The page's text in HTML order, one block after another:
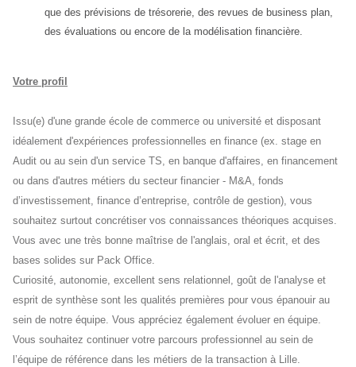
que des prévisions de trésorerie, des revues de business plan,
des évaluations ou encore de la modélisation financière.
Votre profil
Issu(e) d'une grande école de commerce ou université et disposant
idéalement d'expériences professionnelles en finance (ex. stage en
Audit ou au sein d'un service TS, en banque d'affaires, en financement
ou dans d'autres métiers du secteur financier - M&A, fonds
d’investissement, finance d’entreprise, contrôle de gestion), vous
souhaitez surtout concrétiser vos connaissances théoriques acquises.
Vous avec une très bonne maîtrise de l'anglais, oral et écrit, et des
bases solides sur Pack Office.
Curiosité, autonomie, excellent sens relationnel, goût de l'analyse et
esprit de synthèse sont les qualités premières pour vous épanouir au
sein de notre équipe. Vous appréciez également évoluer en équipe.
Vous souhaitez continuer votre parcours professionnel au sein de
l’équipe de référence dans les métiers de la transaction à Lille.